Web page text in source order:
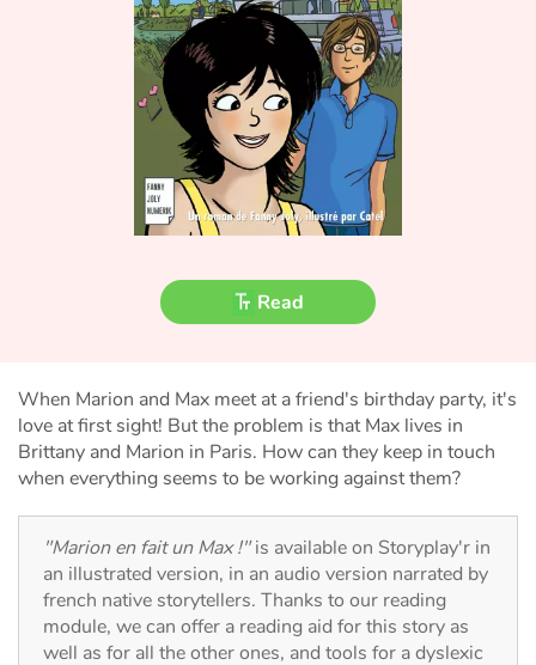
Tales and classics in french
Fable, myth, literature and poetry
Princesses and princes, kings, queens and dragons
Heroines and Heroes
The animals
Travel, epic, investigation, adventure
Around the world
Learning
Read
When Marion and Max meet at a friend's birthday party, it's
love at first sight! But the problem is that Max lives in
Brittany and Marion in Paris. How can they keep in touch
when everything seems to be working against them?
"Marion en fait un Max !"is available on Storyplay'r in
an illustrated version, in an audio version narrated by
french native storytellers. Thanks to our reading
module, we can offer a reading aid for this story as
well as for all the other ones, and tools for a dyslexic